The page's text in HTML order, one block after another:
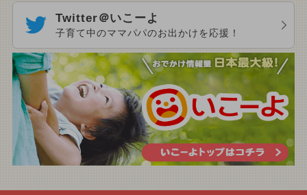
Twitter＠いこーよ
子育て中のママパパのお出かけを応援！